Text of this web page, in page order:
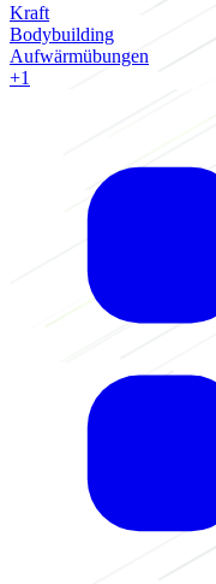
Kraft
Bodybuilding
Aufwärmübungen
+1